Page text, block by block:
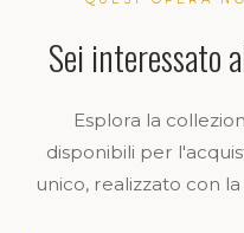
Sei interessato
Esplora la
disponibili per
unico, realizzato con